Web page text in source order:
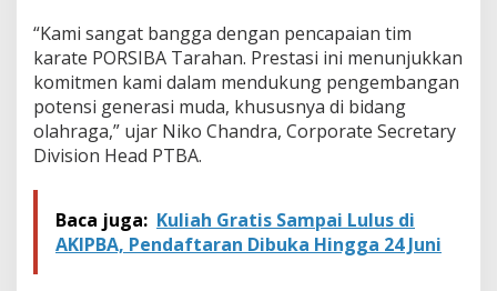
n
a
“Kami sangat bangga dengan pencapaian tim
karate PORSIBA Tarahan. Prestasi ini menunjukkan
komitmen kami dalam mendukung pengembangan
potensi generasi muda, khususnya di bidang
olahraga,” ujar Niko Chandra, Corporate Secretary
Division Head PTBA.
Baca juga: Kuliah Gratis Sampai Lulus di
AKIPBA, Pendaftaran Dibuka Hingga 24 Juni